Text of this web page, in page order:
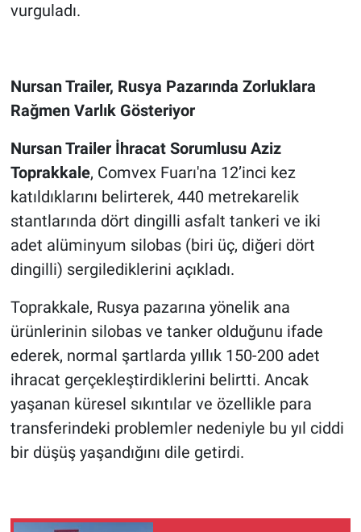
vurguladı.
Nursan Trailer, Rusya Pazarında Zorluklara
Rağmen Varlık Gösteriyor
Nursan Trailer İhracat Sorumlusu Aziz
Toprakkale, Comvex Fuarı'na 12’inci kez
katıldıklarını belirterek, 440 metrekarelik
stantlarında dört dingilli asfalt tankeri ve iki
adet alüminyum silobas (biri üç, diğeri dört
dingilli) sergilediklerini açıkladı.
Toprakkale, Rusya pazarına yönelik ana
ürünlerinin silobas ve tanker olduğunu ifade
ederek, normal şartlarda yıllık 150-200 adet
ihracat gerçekleştirdiklerini belirtti. Ancak
yaşanan küresel sıkıntılar ve özellikle para
transferindeki problemler nedeniyle bu yıl ciddi
bir düşüş yaşandığını dile getirdi.